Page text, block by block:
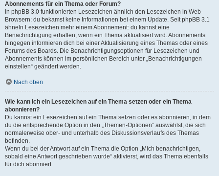
Abonnements für ein Thema oder Forum?
In phpBB 3.0 funktionierten Lesezeichen ähnlich den Lesezeichen in Web-
Browsern: du bekamst keine Informationen bei einem Update. Seit phpBB 3.1
ähneln Lesezeichen mehr einem Abonnement: du kannst eine
Benachrichtigung erhalten, wenn ein Thema aktualisiert wird. Abonnements
hingegen informieren dich bei einer Aktualisierung eines Themas oder eines
Forums des Boards. Die Benachrichtigungsoptionen für Lesezeichen und
Abonnements können im persönlichen Bereich unter „Benachrichtigungen
einstellen“ geändert werden.
Nach oben
Wie kann ich ein Lesezeichen auf ein Thema setzen oder ein Thema
abonnieren?
Du kannst ein Lesezeichen auf ein Thema setzen oder es abonnieren, in dem
du die entsprechende Option in den „Themen-Optionen“ auswählst, die sich
normalerweise ober- und unterhalb des Diskussionsverlaufs des Themas
befinden.
Wenn du bei der Antwort auf ein Thema die Option „Mich benachrichtigen,
sobald eine Antwort geschrieben wurde“ aktivierst, wird das Thema ebenfalls
für dich abonniert.